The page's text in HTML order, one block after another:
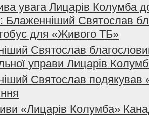
увага Лицарів Колумба
Блаженніший Святослав
для «Живого ТБ»
Святослав
управи Лицарів
Святослав
«Лицарів Колумба»